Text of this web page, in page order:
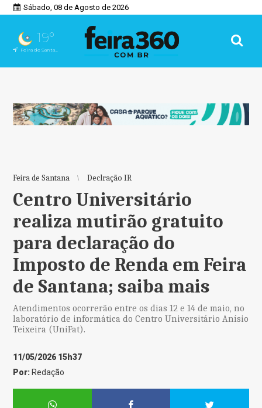
Sábado, 08 de Agosto de 2026
19°
Feira de Santana, BA
Feira de Santana Declração IR
Centro Universitário
realiza mutirão gratuito
para declaração do
Imposto de Renda em Feira
de Santana; saiba mais
Atendimentos ocorrerão entre os dias 12 e 14 de maio, no
laboratório de informática do Centro Universitário Anísio
Teixeira (UniFat).
11/05/2026 15h37
Por: Redação